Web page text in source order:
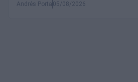
Andrés Porta 05/08/2026